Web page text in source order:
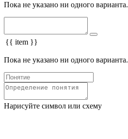
Пока не указано ни одного варианта.
{{ item }}
Пока не указано ни одного варианта.
Нарисуйте символ или схему